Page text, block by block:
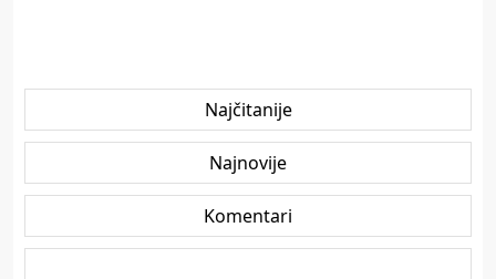
Najčitanije
Najnovije
Komentari